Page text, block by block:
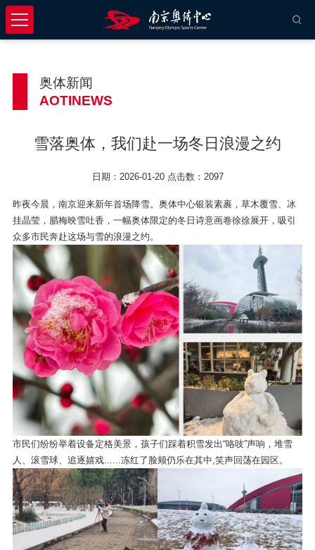
奥体新闻
AOTINEWS
雪落奥体，我们赴一场冬日浪漫之约
日期：2026-01-20 点击数：2097
昨夜今晨，南京迎来新年首场降雪。奥体中心银装素裹，草木覆雪、冰
挂晶莹，腊梅映雪吐香，一幅奥体限定的冬日诗意画卷徐徐展开，吸引
众多市民奔赴这场与雪的浪漫之约。
市民们纷纷举着设备定格美景，孩子们踩着积雪发出“咯吱”声响，堆雪
人、滚雪球、追逐嬉戏......冻红了脸颊仍乐在其中,笑声回荡在园区。